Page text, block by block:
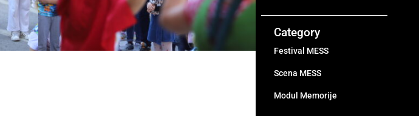
Category
Festival MESS
Scena MESS
Modul Memorije